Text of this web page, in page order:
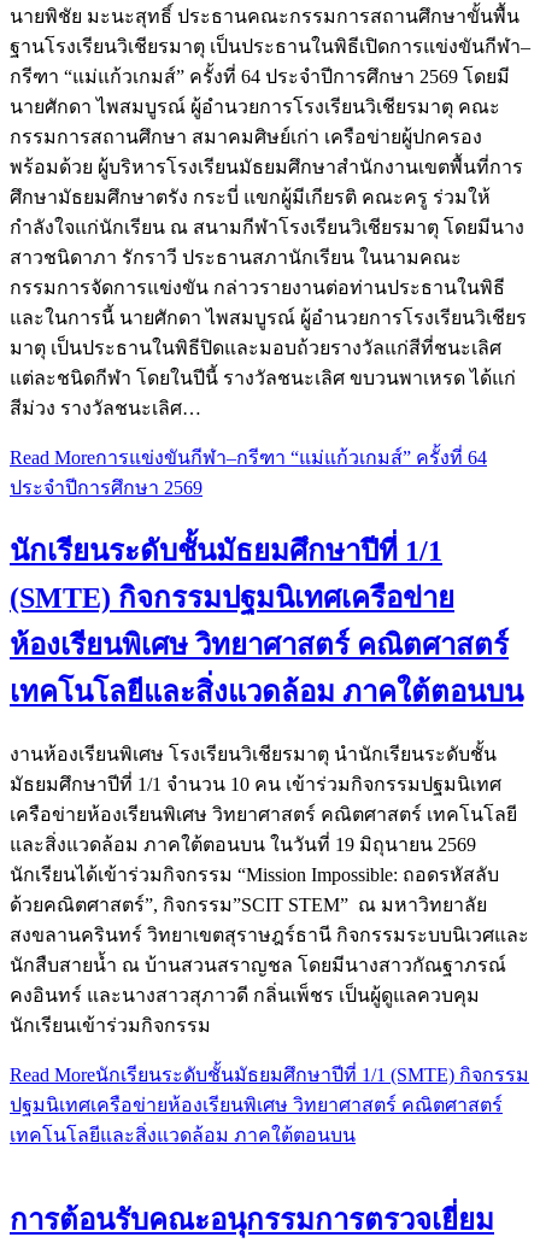
นายพิชัย มะนะสุทธิ์ ประธานคณะกรรมการสถานศึกษาขั้นพื้น
ฐานโรงเรียนวิเชียรมาตุ เป็นประธานในพิธีเปิดการแข่งขันกีฬา–
กรีฑา “แม่แก้วเกมส์” ครั้งที่ 64 ประจำปีการศึกษา 2569 โดยมี
นายศักดา ไพสมบูรณ์ ผู้อำนวยการโรงเรียนวิเชียรมาตุ คณะ
กรรมการสถานศึกษา สมาคมศิษย์เก่า เครือข่ายผู้ปกครอง
พร้อมด้วย ผู้บริหารโรงเรียนมัธยมศึกษาสำนักงานเขตพื้นที่การ
ศึกษามัธยมศึกษาตรัง กระบี่ แขกผู้มีเกียรติ คณะครู ร่วมให้
กำลังใจแก่นักเรียน ณ สนามกีฬาโรงเรียนวิเชียรมาตุ โดยมีนาง
สาวชนิดาภา รักราวี ประธานสภานักเรียน ในนามคณะ
กรรมการจัดการแข่งขัน กล่าวรายงานต่อท่านประธานในพิธี
และในการนี้ นายศักดา ไพสมบูรณ์ ผู้อำนวยการโรงเรียนวิเชียร
มาตุ เป็นประธานในพิธีปิดและมอบถ้วยรางวัลแก่สีที่ชนะเลิศ
แต่ละชนิดกีฬา โดยในปีนี้ รางวัลชนะเลิศ ขบวนพาเหรด ได้แก่
สีม่วง รางวัลชนะเลิศ…
Read Moreการแข่งขันกีฬา–กรีฑา “แม่แก้วเกมส์” ครั้งที่ 64
ประจำปีการศึกษา 2569
นักเรียนระดับชั้นมัธยมศึกษาปีที่ 1/1
(SMTE) กิจกรรมปฐมนิเทศเครือข่าย
ห้องเรียนพิเศษ วิทยาศาสตร์ คณิตศาสตร์
เทคโนโลยีและสิ่งแวดล้อม ภาคใต้ตอนบน
งานห้องเรียนพิเศษ โรงเรียนวิเชียรมาตุ นำนักเรียนระดับชั้น
มัธยมศึกษาปีที่ 1/1 จำนวน 10 คน เข้าร่วมกิจกรรมปฐมนิเทศ
เครือข่ายห้องเรียนพิเศษ วิทยาศาสตร์ คณิตศาสตร์ เทคโนโลยี
และสิ่งแวดล้อม ภาคใต้ตอนบน ในวันที่ 19 มิถุนายน 2569
นักเรียนได้เข้าร่วมกิจกรรม “Mission Impossible: ถอดรหัสลับ
ด้วยคณิตศาสตร์”, กิจกรรม”SCIT STEM” ณ มหาวิทยาลัย
สงขลานครินทร์ วิทยาเขตสุราษฎร์ธานี กิจกรรมระบบนิเวศและ
นักสืบสายน้ำ ณ บ้านสวนสราญชล โดยมีนางสาวกัณฐาภรณ์
คงอินทร์ และนางสาวสุภาวดี กลิ่นเพ็ชร เป็นผู้ดูแลควบคุม
นักเรียนเข้าร่วมกิจกรรม
Read Moreนักเรียนระดับชั้นมัธยมศึกษาปีที่ 1/1 (SMTE) กิจกรรม
ปฐมนิเทศเครือข่ายห้องเรียนพิเศษ วิทยาศาสตร์ คณิตศาสตร์
เทคโนโลยีและสิ่งแวดล้อม ภาคใต้ตอนบน
การต้อนรับคณะอนุกรรมการตรวจเยี่ยม